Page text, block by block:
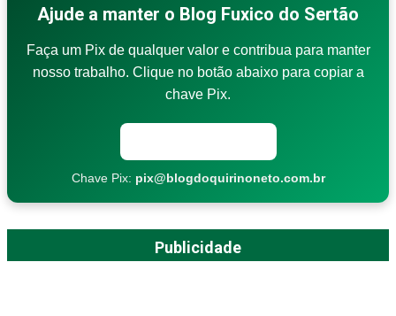
Ajude a manter o Blog Fuxico do Sertão
Faça um Pix de qualquer valor e contribua para manter
nosso trabalho. Clique no botão abaixo para copiar a
chave Pix.
Chave Pix: pix@blogdoquirinoneto.com.br
Publicidade